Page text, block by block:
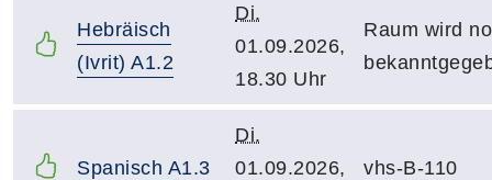
Hebräisch
(Ivrit) A1.2
Di.
01.09.2026,
18.30 Uhr
Raum wird
Spanisch A1.3
Di.
01.09.2026,
vhs-B-110